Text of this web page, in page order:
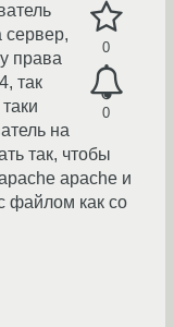
0
0
права
так
на
так, чтобы
apache и
файлом как со